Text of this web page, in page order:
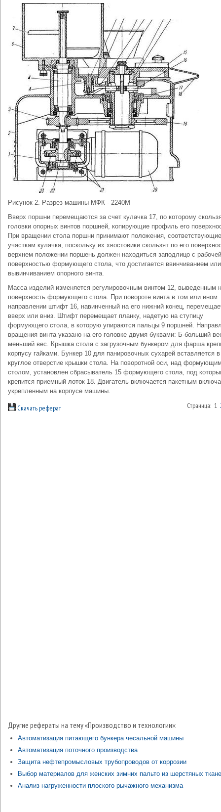
Рисунок 2. Разрез машины МФК - 2240М
Вверх поршни перемещаются за счет кулачка 17, по которому
головки опорных винтов поршней, копирующие профиль его
При вращении стола поршни принимают положения, соответствующие
участкам кулачка, поскольку их хвостовики скользят по его
верхнем положении поршень должен находиться заподлицо с рабочей
поверхностью формующего стола, что достигается ввинчиванием или
вывинчиванием опорного винта.
Масса изделий изменяется регулировочным винтом 12, выведенным
поверхность формующего стола. При повороте винта в том или ином
направлении штифт 16, навинченный на его нижний конец,
вверх или вниз. Штифт перемещает планку, надетую на ступицу
формующего стола, в которую упираются пальцы 9 поршней.
вращения винта указано на его головке двумя буквами: Б-больший
меньший вес. Крышка стола с загрузочным бункером для фарша
корпусу гайками. Бункер 10 для панировочных сухарей вставляется в
круглое отверстие крышки стола. На поворотной оси, над
столом, установлен сбрасыватель 15 формующего стола, под
крепится приемный лоток 18. Двигатель включается пакетным
укрепленным на корпусе машины.
Скачать реферат Страница: 1
Другие рефераты на тему «Производство и технологии»:
Автоматизация питающего бункера чесальной машины
Автоматизация поточного производства
Защита нефтепромысловых трубопроводов от коррозии
Выбор материалов для женских зимних пальто из шерстяных
Анализ нагруженности плоского рычажного механизма